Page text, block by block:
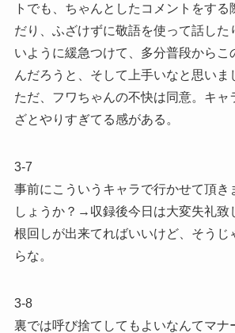
トでも、ちゃんとしたコメントをす
だり、ふざけずに敬語を使って話した
いように緩急つけて、多分普段からこ
んだろうと、そして上手いなと思いま
ただ、フワちゃんの不快は同意。キャ
ざとやりすぎてる感がある。
3-7
事前にこういうキャラで行かせて頂き
しょうか？→収録後今日は大変失礼致
根回しが出来てればいいけど、そうじ
らな。
3-8
裏では呼び捨てしてもよいなんてマナ